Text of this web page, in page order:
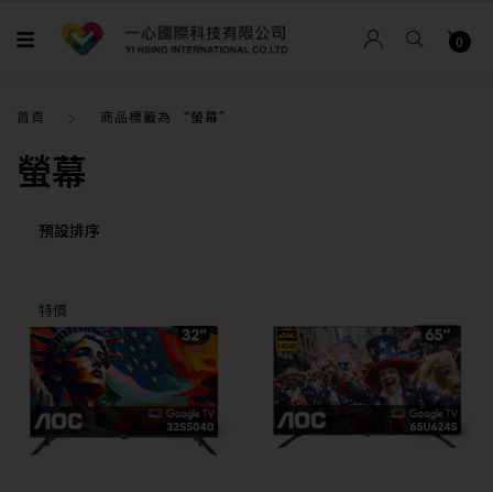
0
首頁 商品標籤為 “螢幕”
螢幕
特價